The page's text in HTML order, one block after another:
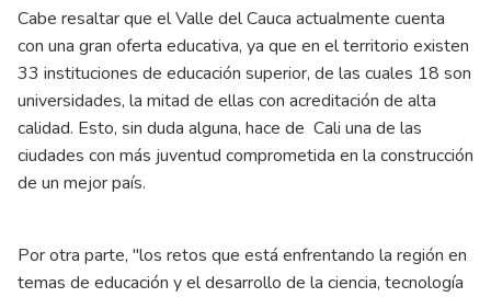
Cabe resaltar que el Valle del Cauca actualmente cuenta
con una gran oferta educativa, ya que en el territorio existen
33 instituciones de educación superior, de las cuales 18 son
universidades, la mitad de ellas con acreditación de alta
calidad. Esto, sin duda alguna, hace de Cali una de las
ciudades con más juventud comprometida en la construcción
de un mejor país.
Por otra parte, "los retos que está enfrentando la región en
temas de educación y el desarrollo de la ciencia, tecnología